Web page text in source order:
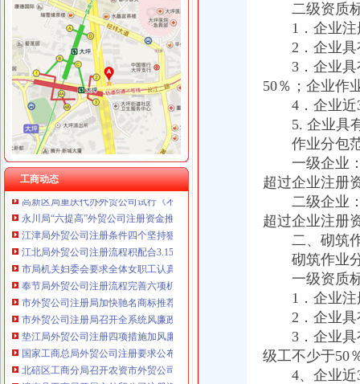
重庆国洪体育设施有限公司
重庆星竣贸易有限责任公司 渝中100万 （进出口权）
重庆海谛升进出口贸易有限公司 渝北100万 （进出口权）
重庆奕欣锦诚商贸有限公司 渝九50万 （工商注册）
重庆信同广告有限公司 渝沙50万 （工商注册）
重庆三虹房地产营销策划有限公司
重庆宝鹰汽车销售有限公司
工商动态
工商动态
法制处结合工作实际将“大讨论”重庆注册外贸公司活动引向深入
奉节局外贸公司注册采取三项措施加保密工作
开县局四措并举着力构建猪肉市重庆代办外贸公司场长效监管机制
组织人事处顺利完成1765名考生的外贸公司注册资金公务员报名工作
江津局外贸公司注册查封20吨不合格化肥
双桥区人大全体领导到工商分局外贸公司注册资金检查指导工作
全市工商系统纪检监察干部再掀“更新观念、适应形势”外贸公司注册流程大讨论
垫江局外贸公司注册要求认真部署扎实开展查处商业贿赂行为
高新区局重庆代办外贸公司试行《不合格商品召回制度》见成效
永川局“六提高”外贸公司注册资金推进和谐监管努力提高工商依法行政能力
江津局外贸公司注册条件四个坚持狠抓机关作风建设
江北局外贸公司注册流程积配合3.15成功开展现场直通车活动
市局机关妇委会要求全体女职工认真学习讨论“八荣八耻”重庆代办外贸公司荣辱
奉节局外贸公司注册流程完善六项机制加红盾护农行动
市外贸公司注册局加快驰名商标推荐力度做好自主品牌培育工作
市外贸公司注册局召开全系统风廉政建设暨纪检监察工作会议
垫江局外贸公司注册四项措施加风廉政建设
国家工商总局外贸公司注册要求公布2005年消费者申诉十大热点
北碚区工商分局召开农资市外贸公司注册要求场监管工作会议
潼南县工商局开展市外贸公司注册资金场紧急状态处置演习
重庆代理报关公司
二级资质
1．企业注
2．企业具
3．企业具有
50％；企业作
4．企业近3
5. 企业具有
作业分包
一级企业：
超过企业注册
二级企业：
超过企业注册
二、砌筑作
砌筑作业分
一级资质
1．企业注
2．企业具
3．企业具有
级工不少于50
4、企业近3